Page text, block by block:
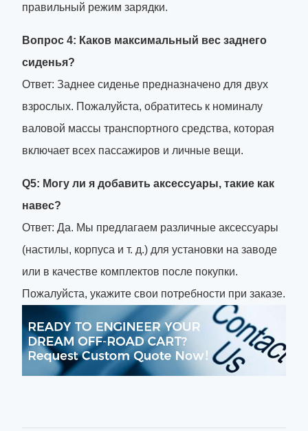
правильный режим зарядки.
Вопрос 4: Каков максимальный вес заднего
сиденья?
Ответ: Заднее сиденье предназначено для двух
взрослых. Пожалуйста, обратитесь к номиналу
валовой массы транспортного средства, которая
включает всех пассажиров и личные вещи.
Q5: Могу ли я добавить аксессуары, такие как
навес?
Ответ: Да. Мы предлагаем различные аксессуары
(настилы, корпуса и т. д.) для установки на заводе
или в качестве комплектов после покупки.
Пожалуйста, укажите свои потребности при заказе.